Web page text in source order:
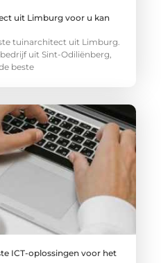
uit Limburg voor u kan
tuinarchitect uit Limburg.
uit Sint-Odiliënberg,
beste
ICT-oplossingen voor het